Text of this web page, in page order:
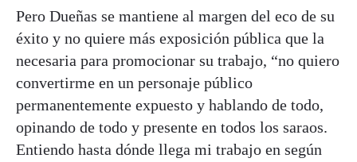
Pero Dueñas se mantiene al margen del eco de su
éxito y no quiere más exposición pública que la
necesaria para promocionar su trabajo, “no quiero
convertirme en un personaje público
permanentemente expuesto y hablando de todo,
opinando de todo y presente en todos los saraos.
Entiendo hasta dónde llega mi trabajo en según